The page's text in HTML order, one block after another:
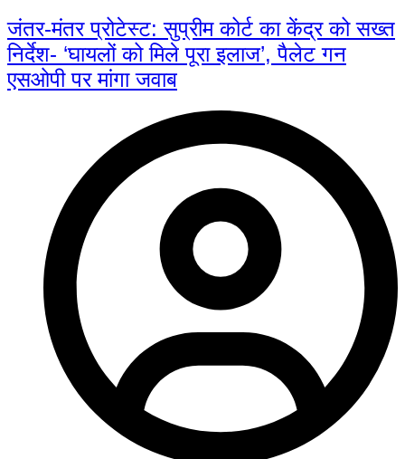
जंतर-मंतर प्रोटेस्ट: सुप्रीम कोर्ट का केंद्र को सख्त
निर्देश- ‘घायलों को मिले पूरा इलाज’, पैलेट गन
एसओपी पर मांगा जवाब